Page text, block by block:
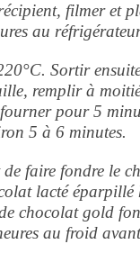
filmer et
au
Sortir
remplir à
pour 5
5 à 6 minutes.
faire fondre le
lacté éparpillé
chocolat gold
au froid